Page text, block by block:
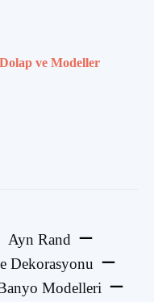
ve Modeller
Ayn Rand
Dekorasyonu
Modelleri